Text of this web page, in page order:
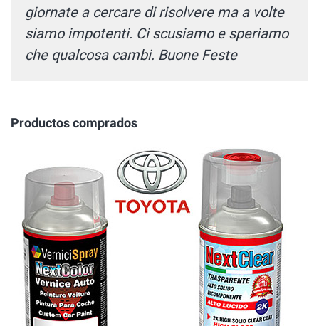
giornate a cercare di risolvere ma a volte
siamo impotenti. Ci scusiamo e speriamo
che qualcosa cambi. Buone Feste
Productos comprados